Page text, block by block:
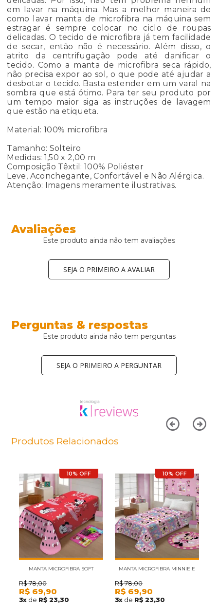
em lavar na máquina. Mas a melhor maneira de
como lavar manta de microfibra na máquina sem
estragar é sempre colocar no ciclo de roupas
delicadas. O tecido de microfibra já tem facilidade
de secar, então não é necessário. Além disso, o
atrito da centrifugação pode até danificar o
tecido. Como a manta de microfibra seca rápido,
não precisa expor ao sol, o que pode até ajudar a
desbotar o tecido. Basta estender em um varal na
sombra que está ótimo. Para ter seu produto por
um tempo maior siga as instruções de lavagem
que estão na etiqueta.
Material: 100% microfibra
Tamanho: Solteiro
Medidas: 1,50 x 2,00 m
Composição Têxtil: 100% Poliéster
Leve, Aconchegante, Confortável e Não Alérgica.
Atenção: Imagens meramente ilustrativas.
Avaliações
Este produto ainda não tem avaliações
SEJA O PRIMEIRO A AVALIAR
Perguntas & respostas
Este produto ainda não tem perguntas
SEJA O PRIMEIRO A PERGUNTAR
Produtos Relacionados
10% OFF
MANTA MICROFIBRA SOFT
MINNIE FUN SOLTEIRO JOLITEX
R$ 78,00
R$ 69,90
3x de R$ 23,30
10% OFF
MANTA MICROFIBRA MINNIE E
MARGARIDA DISNEY SOLTEIRO
JOLITEX
R$ 78,00
R$ 69,90
3x de R$ 23,30